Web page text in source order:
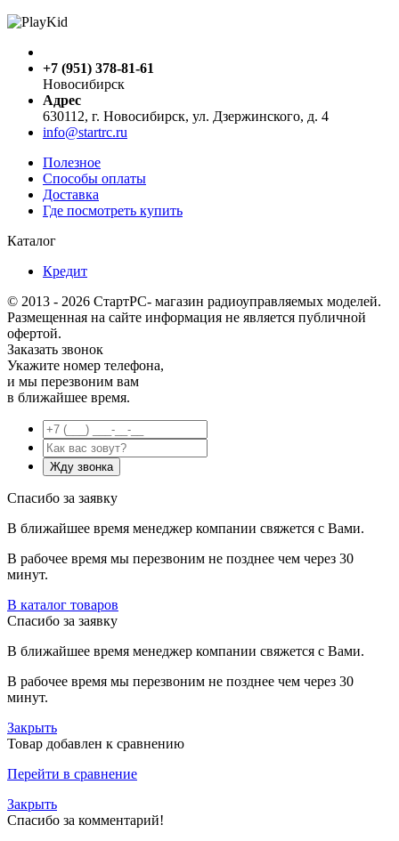
+7 (951) 378-81-61
Новосибирск
Адрес
630112, г. Новосибирск, ул. Дзержинского, д. 4
info@startrc.ru
Полезное
Способы оплаты
Доставка
Где посмотреть купить
Каталог
Кредит
© 2013 - 2026 СтартРС- магазин радиоуправляемых моделей.
Размещенная на сайте информация не является публичной
офертой.
Заказать звонок
Укажите номер телефона,
и мы перезвоним вам
в ближайшее время.
Спасибо за заявку
В ближайшее время менеджер компании свяжется с Вами.
В рабочее время мы перезвоним не позднее чем через 30
минут.
В каталог товаров
Спасибо за заявку
В ближайшее время менеджер компании свяжется с Вами.
В рабочее время мы перезвоним не позднее чем через 30
минут.
Закрыть
Товар добавлен к сравнению
Перейти в сравнение
Закрыть
Спасибо за комментарий!